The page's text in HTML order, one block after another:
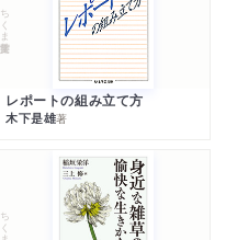
ちくま学芸文庫
レポートの組み立て方
木下是雄著
ちくま文庫